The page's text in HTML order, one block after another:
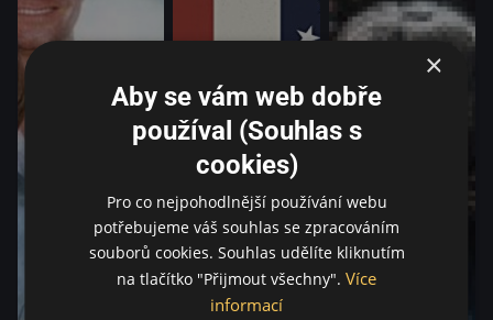
×
Aby se vám web dobře
používal (Souhlas s
cookies)
Pro co nejpohodlnější používání webu
potřebujeme váš souhlas se zpracováním
souborů cookies. Souhlas udělíte kliknutím
na tlačítko "Přijmout všechny". Více
informací